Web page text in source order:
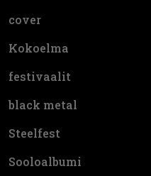
cover
Kokoelma
festivaalit
black metal
Steelfest
Sooloalbumi